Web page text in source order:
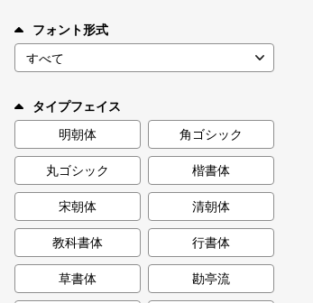
キャンペーン一覧
カート 0
マイページ
お気に入り
フォント形式
タイプフェイス
明朝体
角ゴシック
丸ゴシック 楷書体
宋朝体 清朝体
教科書体 行書体
草書体 勘亭流